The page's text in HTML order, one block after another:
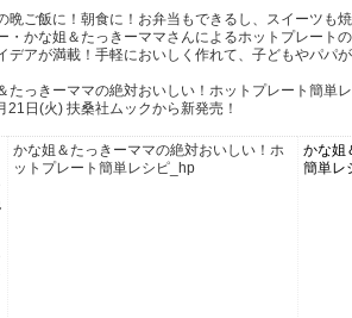
晩ご飯に！朝食に！お弁当もできるし、スイーツも
・かな姐＆たっきーママさんによるホットプレート
デアが満載！手軽においしく作れて、子どもやパパ
たっきーママの絶対おいしい！ホットプレート簡単レ
21日(火) 扶桑社ムックから新発売！
かな姐＆たっきーママの絶対おいしい！ホ
ットプレート簡単レシピ_hp
かな姐
簡単レ